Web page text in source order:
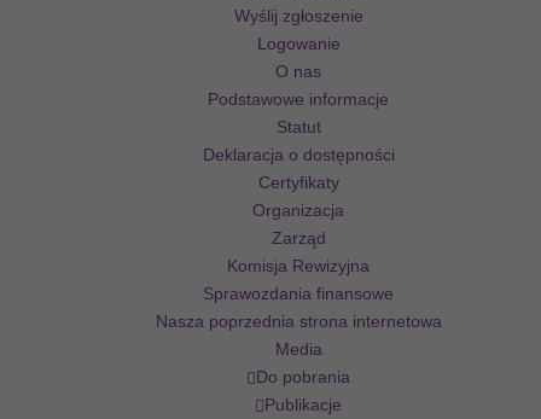
Wyślij zgłoszenie
Logowanie
O nas
Podstawowe informacje
Statut
Deklaracja o dostępności
Certyfikaty
Organizacja
Zarząd
Komisja Rewizyjna
Sprawozdania finansowe
Nasza poprzednia strona internetowa
Media
Do pobrania
Publikacje